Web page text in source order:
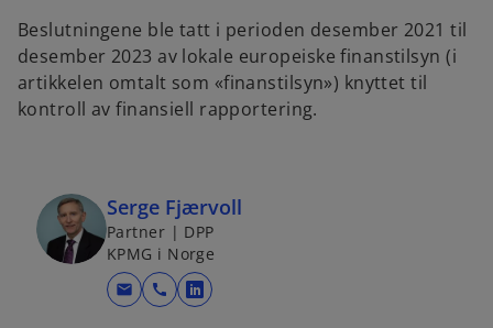
Beslutningene ble tatt i perioden desember 2021 til
desember 2023 av lokale europeiske finanstilsyn (i
artikkelen omtalt som «finanstilsyn») knyttet til
kontroll av finansiell rapportering.
Serge Fjærvoll
Partner | DPP
KPMG i Norge
mail call
o